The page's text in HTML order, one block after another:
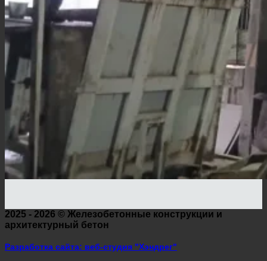
2025 - 2026 © Железобетонные конструкции и
архитектурный бетон
Разработка сайта: веб-студия "Хэндрег"